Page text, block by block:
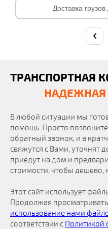
Доставка
ТРАНСПОРТНАЯ
НАДЕЖНАЯ
В любой ситуации мы
помощь. Просто
обратный звонок, и в
свяжутся с Вами, уточнят
приедут на дом и
стоимости, чтобы дешево,
Этот сайт использует
Продолжая
использование нами
соответствии с Политикой